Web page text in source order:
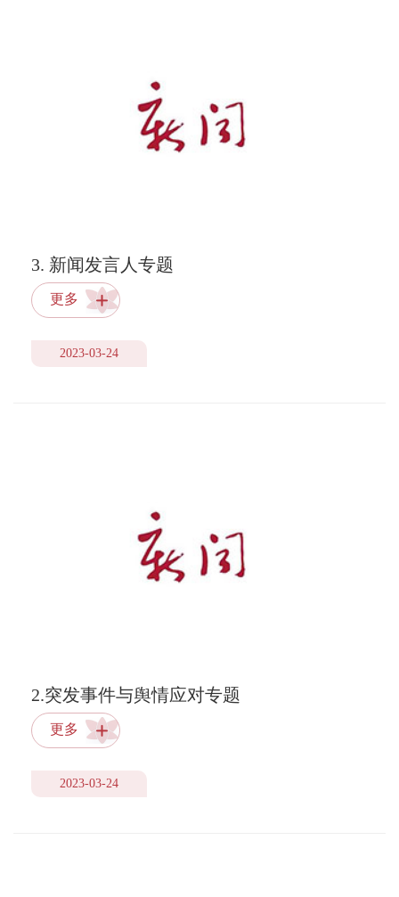
3. 新闻发言人专题
更多
2023-03-24
2.突发事件与舆情应对专题
更多
2023-03-24